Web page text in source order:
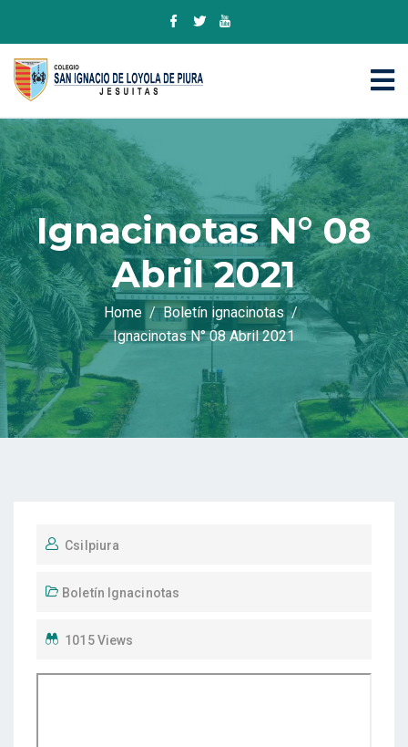
Ignacinotas N° 08
Abril 2021
Home
Boletín ignacinotas
Ignacinotas N° 08 Abril 2021
Csilpiura
Boletín Ignacinotas
1015 Views